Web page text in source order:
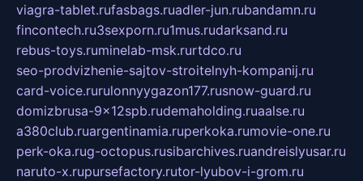
viagra-tablet.rufasbags.ruadler-jun.rubandamn.ru
fincontech.ru3sexporn.ru1mus.rudarksand.ru
rebus-toys.ruminelab-msk.rurtdco.ru
seo-prodvizhenie-sajtov-stroitelnyh-kompanij.ru
card-voice.rurulonnyygazon177.rusnow-guard.ru
domizbrusa-9x12spb.rudemaholding.ruaalse.ru
a380club.ruargentinamia.ruperkoka.rumovie-one.ru
perk-oka.rug-octopus.rusibarchives.ruandreislyusar.ru
naruto-x.rupursefactory.rutor-lyubov-i-grom.ru